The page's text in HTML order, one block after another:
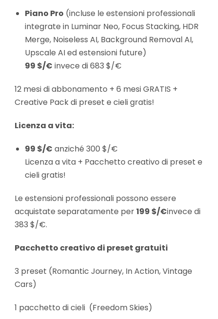
Piano Pro (incluse le estensioni professionali
integrate in Luminar Neo, Focus Stacking, HDR
Merge, Noiseless AI, Background Removal AI,
Upscale AI ed estensioni future)
99 $/€ invece di 683 $/€
12 mesi di abbonamento + 6 mesi GRATIS +
Creative Pack di preset e cieli gratis!
Licenza a vita:
99 $/€ anziché 300 $/€
Licenza a vita + Pacchetto creativo di preset e
cieli gratis!
Le estensioni professionali possono essere
acquistate separatamente per199 $/€invece di
383 $/€.
Pacchetto creativo di preset gratuiti
3 preset (Romantic Journey, In Action, Vintage
Cars)
1 pacchetto di cieli (Freedom Skies)